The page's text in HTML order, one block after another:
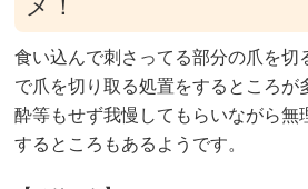
メ！
食い込んで刺さってる部分の爪を切
で爪を切り取る処置をするところが
酔等もせず我慢してもらいながら無
するところもあるようです。